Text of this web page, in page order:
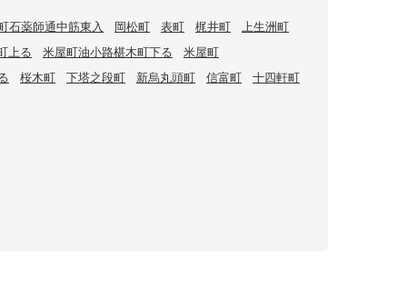
石薬師通中筋東入 岡松町 表町 梶井町
上生洲町
上る
米屋町油小路椹木町下る
米屋町
桜木町 下塔之段町 新烏丸頭町 信富町 十四軒町